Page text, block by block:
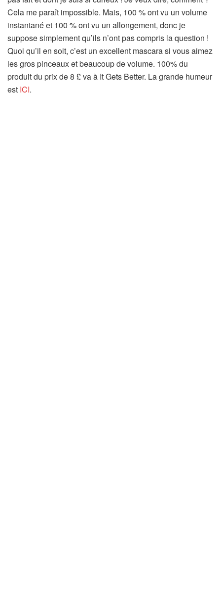
Cela me paraît impossible. Mais, 100 % ont vu un volume
instantané et 100 % ont vu un allongement, donc je
suppose simplement qu’ils n’ont pas compris la question !
Quoi qu’il en soit, c’est un excellent mascara si vous aimez
les gros pinceaux et beaucoup de volume. 100% du
produit du prix de 8 £ va à It Gets Better. La grande humeur
est ICI.